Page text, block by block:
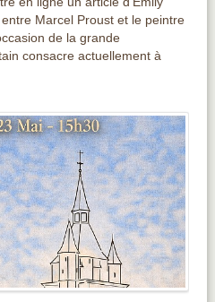
Marcel Proust et le peintre
de la grande
consacre actuellement à